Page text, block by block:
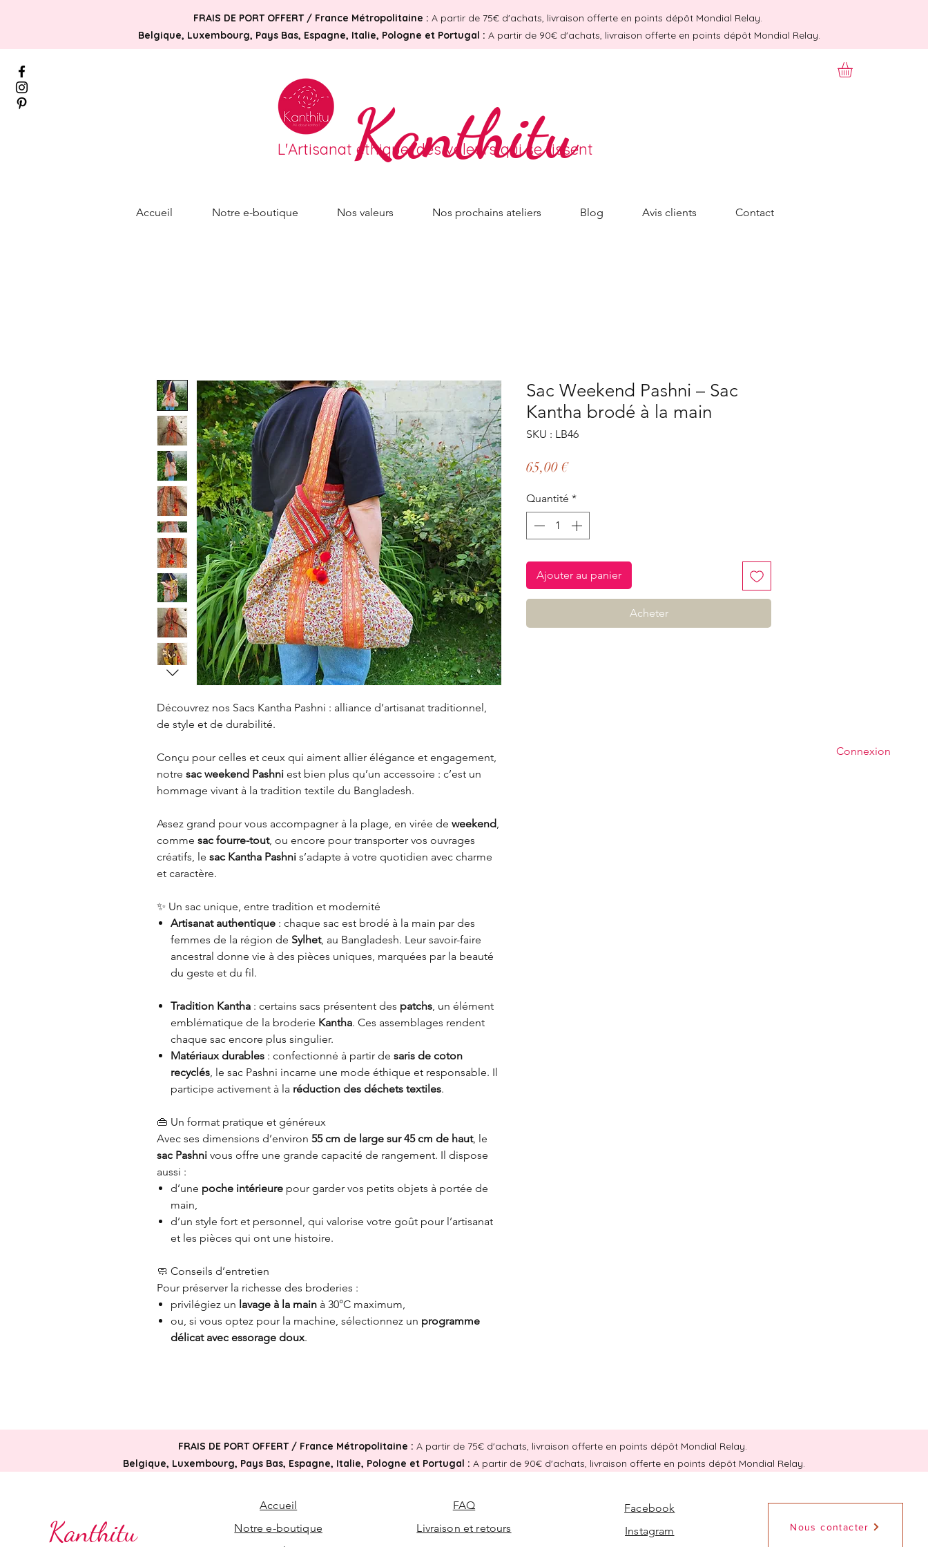
FRAIS DE PORT OFFERT / France Métropolitaine : A partir de 75€ d'achats, livraison offerte en points dépôt Mondial Relay.
Belgique, Luxembourg, Pays Bas, Espagne, Italie, Pologne et Portugal : A partir de 90€ d'achats, livraison offerte en points dépôt Mondial Relay.
Kanthitu
L'Artisanat éthique, des valeurs qui se tissent
Accueil Notre e-boutique Nos valeurs Nos prochains ateliers Blog Avis clients Contact
Connexion
Découvrez nos Sacs Kantha Pashni : alliance d’artisanat traditionnel,
de style et de durabilité.
Conçu pour celles et ceux qui aiment allier élégance et engagement,
notre sac weekend Pashni est bien plus qu’un accessoire : c’est un
hommage vivant à la tradition textile du Bangladesh.
Assez grand pour vous accompagner à la plage, en virée de weekend,
comme sac fourre-tout, ou encore pour transporter vos ouvrages
créatifs, le sac Kantha Pashni s’adapte à votre quotidien avec charme
et caractère.
✨ Un sac unique, entre tradition et modernité
Artisanat authentique : chaque sac est brodé à la main par des
femmes de la région de Sylhet, au Bangladesh. Leur savoir-faire
ancestral donne vie à des pièces uniques, marquées par la beauté
du geste et du fil.
Tradition Kantha : certains sacs présentent des patchs, un élément
emblématique de la broderie Kantha. Ces assemblages rendent
chaque sac encore plus singulier.
Matériaux durables : confectionné à partir de saris de coton
recyclés, le sac Pashni incarne une mode éthique et responsable. Il
participe activement à la réduction des déchets textiles.
👜 Un format pratique et généreux
Avec ses dimensions d’environ 55 cm de large sur 45 cm de haut, le
sac Pashni vous offre une grande capacité de rangement. Il dispose
aussi :
d’une poche intérieure pour garder vos petits objets à portée de
main,
d’un style fort et personnel, qui valorise votre goût pour l’artisanat
et les pièces qui ont une histoire.
🧼 Conseils d’entretien
Pour préserver la richesse des broderies :
privilégiez un lavage à la main à 30°C maximum,
ou, si vous optez pour la machine, sélectionnez un programme
délicat avec essorage doux.
Sac Weekend Pashni – Sac
Kantha brodé à la main
SKU : LB46
65,00 €Prix
Quantité *
Ajouter au panier
Acheter
Kanthitu
Accueil
Notre e-boutique
FAQ
Livraison et retours
Facebook
Instagram
Nous contacter
FRAIS DE PORT OFFERT / France Métropolitaine : A partir de 75€ d'achats, livraison offerte en points dépôt Mondial Relay.
Belgique, Luxembourg, Pays Bas, Espagne, Italie, Pologne et Portugal : A partir de 90€ d'achats, livraison offerte en points dépôt Mondial Relay.